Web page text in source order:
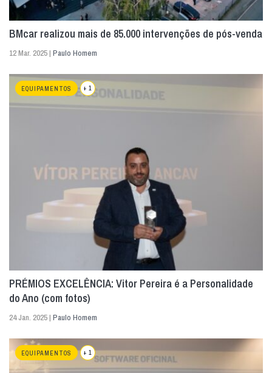
BMcar realizou mais de 85.000 intervenções de pós-venda
12 Mar. 2025 | Paulo Homem
EQUIPAMENTOS + 1
PRÉMIOS EXCELÊNCIA: Vitor Pereira é a Personalidade
do Ano (com fotos)
24 Jan. 2025 | Paulo Homem
EQUIPAMENTOS + 1